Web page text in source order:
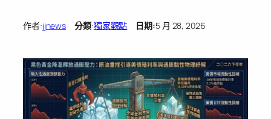
作者:jjnews 分類:獨家觀點 日期:5 月 28, 2026